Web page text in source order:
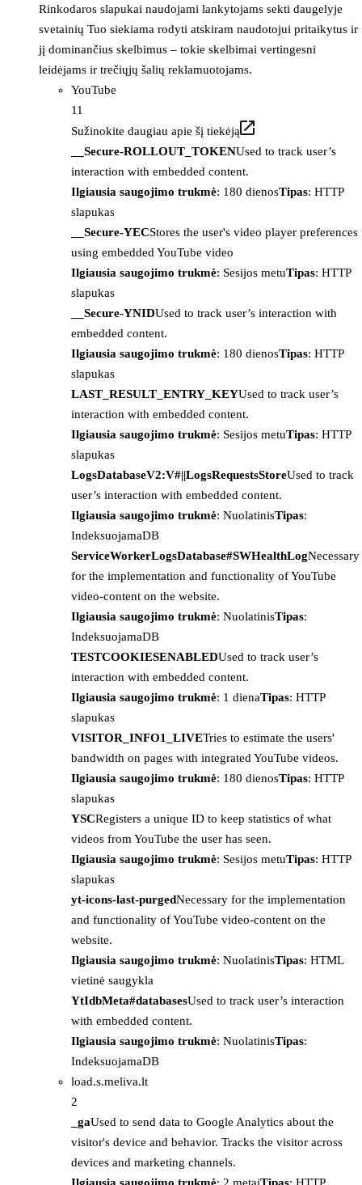
Rinkodaros slapukai naudojami lankytojams sekti daugelyje
svetainių Tuo siekiama rodyti atskiram naudotojui pritaikytus ir
jį dominančius skelbimus – tokie skelbimai vertingesni
leidėjams ir trečiųjų šalių reklamuotojams.
YouTube
11
Sužinokite daugiau apie šį tiekėją
__Secure-ROLLOUT_TOKENUsed to track user’s
interaction with embedded content.
Ilgiausia saugojimo trukmė: 180 dienosTipas: HTTP
slapukas
__Secure-YECStores the user's video player preferences
using embedded YouTube video
Ilgiausia saugojimo trukmė: Sesijos metuTipas: HTTP
slapukas
__Secure-YNIDUsed to track user’s interaction with
embedded content.
Ilgiausia saugojimo trukmė: 180 dienosTipas: HTTP
slapukas
LAST_RESULT_ENTRY_KEYUsed to track user’s
interaction with embedded content.
Ilgiausia saugojimo trukmė: Sesijos metuTipas: HTTP
slapukas
LogsDatabaseV2:V#||LogsRequestsStoreUsed to track
user’s interaction with embedded content.
Ilgiausia saugojimo trukmė: NuolatinisTipas:
IndeksuojamaDB
ServiceWorkerLogsDatabase#SWHealthLogNecessary
for the implementation and functionality of YouTube
video-content on the website.
Ilgiausia saugojimo trukmė: NuolatinisTipas:
IndeksuojamaDB
TESTCOOKIESENABLEDUsed to track user’s
interaction with embedded content.
Ilgiausia saugojimo trukmė: 1 dienaTipas: HTTP
slapukas
VISITOR_INFO1_LIVETries to estimate the users'
bandwidth on pages with integrated YouTube videos.
Ilgiausia saugojimo trukmė: 180 dienosTipas: HTTP
slapukas
YSCRegisters a unique ID to keep statistics of what
videos from YouTube the user has seen.
Ilgiausia saugojimo trukmė: Sesijos metuTipas: HTTP
slapukas
yt-icons-last-purgedNecessary for the implementation
and functionality of YouTube video-content on the
website.
Ilgiausia saugojimo trukmė: NuolatinisTipas: HTML
vietinė saugykla
YtIdbMeta#databasesUsed to track user’s interaction
with embedded content.
Ilgiausia saugojimo trukmė: NuolatinisTipas:
IndeksuojamaDB
load.s.meliva.lt
2
_gaUsed to send data to Google Analytics about the
visitor's device and behavior. Tracks the visitor across
devices and marketing channels.
Ilgiausia saugojimo trukmė: 2 metaiTipas: HTTP